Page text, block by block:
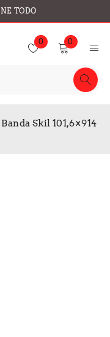
TODO
0 0
Skil 101,6×914